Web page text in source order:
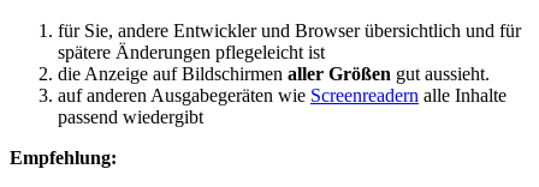
für Sie, andere Entwickler und Browser übersichtlich und für
spätere Änderungen pflegeleicht ist
die Anzeige auf Bildschirmen aller Größen gut aussieht.
auf anderen Ausgabegeräten wie Screenreadern alle Inhalte
passend wiedergibt
Empfehlung: